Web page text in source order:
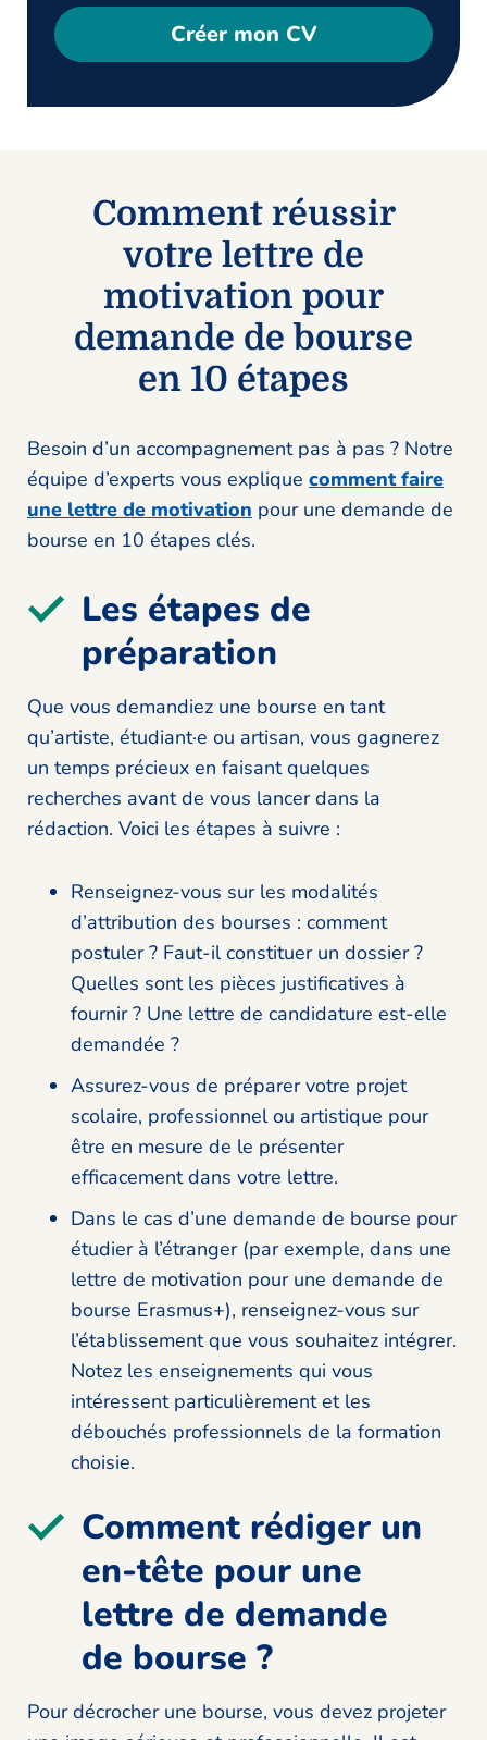
Créer mon CV
Comment réussir
votre lettre de
motivation pour
demande de bourse
en 10 étapes
Besoin d’un accompagnement pas à pas ? Notre
équipe d’experts vous explique comment faire
une lettre de motivation pour une demande de
bourse en 10 étapes clés.
Les étapes de
préparation
Que vous demandiez une bourse en tant
qu’artiste, étudiant·e ou artisan, vous gagnerez
un temps précieux en faisant quelques
recherches avant de vous lancer dans la
rédaction. Voici les étapes à suivre :
Renseignez-vous sur les modalités
d’attribution des bourses : comment
postuler ? Faut-il constituer un dossier ?
Quelles sont les pièces justificatives à
fournir ? Une lettre de candidature est-elle
demandée ?
Assurez-vous de préparer votre projet
scolaire, professionnel ou artistique pour
être en mesure de le présenter
efficacement dans votre lettre.
Dans le cas d’une demande de bourse pour
étudier à l’étranger (par exemple, dans une
lettre de motivation pour une demande de
bourse Erasmus+), renseignez-vous sur
l’établissement que vous souhaitez intégrer.
Notez les enseignements qui vous
intéressent particulièrement et les
débouchés professionnels de la formation
choisie.
Comment rédiger un
en-tête pour une
lettre de demande
de bourse ?
Pour décrocher une bourse, vous devez projeter